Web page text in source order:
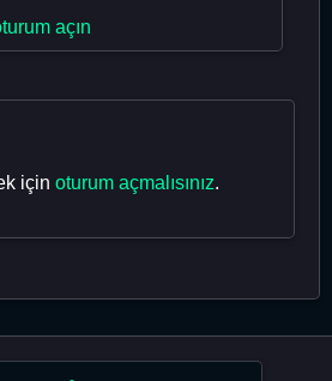
açın
için oturum açmalısınız.